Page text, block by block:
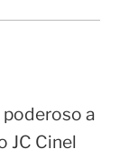
poderoso a
JC Cinel